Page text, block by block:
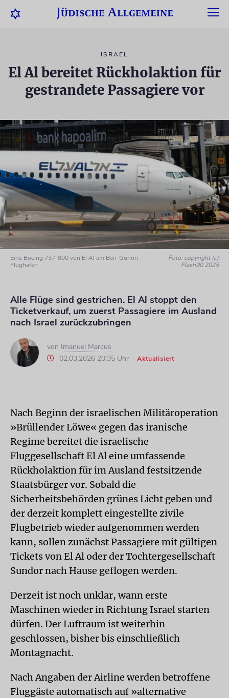
ISRAEL
El Al bereitet Rückholaktion für
gestrandete Passagiere vor
Eine Boeing 737-800 von El Al am Ben-Gurion-
Flughafen
Foto: copyright (c)
Flash90 2025
Alle Flüge sind gestrichen. El Al stoppt den
Ticketverkauf, um zuerst Passagiere im Ausland
nach Israel zurückzubringen
von Imanuel Marcus
02.03.2026 20:35 Uhr
Aktualisiert
Nach Beginn der israelischen Militäroperation
»Brüllender Löwe« gegen das iranische
Regime bereitet die israelische
Fluggesellschaft El Al eine umfassende
Rückholaktion für im Ausland festsitzende
Staatsbürger vor. Sobald die
Sicherheitsbehörden grünes Licht geben und
der derzeit komplett eingestellte zivile
Flugbetrieb wieder aufgenommen werden
kann, sollen zunächst Passagiere mit gültigen
Tickets von El Al oder der Tochtergesellschaft
Sundor nach Hause geflogen werden.
Derzeit ist noch unklar, wann erste
Maschinen wieder in Richtung Israel starten
dürfen. Der Luftraum ist weiterhin
geschlossen, bisher bis einschließlich
Montagnacht.
Nach Angaben der Airline werden betroffene
Fluggäste automatisch auf »alternative